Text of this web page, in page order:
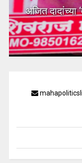
अजित दादांच्या